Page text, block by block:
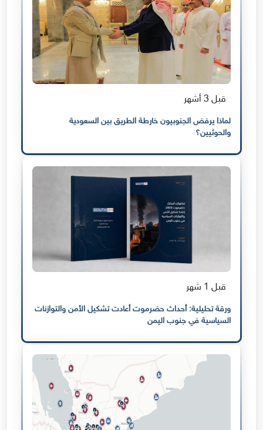
قبل 3 أشهر
لماذا يرفض الجنوبيون خارطة الطريق بين السعودية
والحوثيين؟
قبل 1 شهر
ورقة تحليلية: أحداث حضرموت أعادت تشكيل الأمن والتوازنات
السياسية في جنوب اليمن